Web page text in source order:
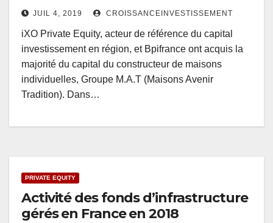
JUIL 4, 2019 CROISSANCEINVESTISSEMENT
iXO Private Equity, acteur de référence du capital
investissement en région, et Bpifrance ont acquis la
majorité du capital du constructeur de maisons
individuelles, Groupe M.A.T (Maisons Avenir
Tradition). Dans…
PRIVATE EQUITY
Activité des fonds d’infrastructure
gérés en France en 2018